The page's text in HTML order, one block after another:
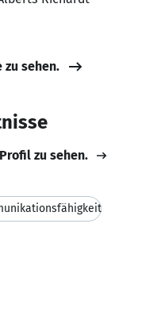
zu sehen.
zu sehen.